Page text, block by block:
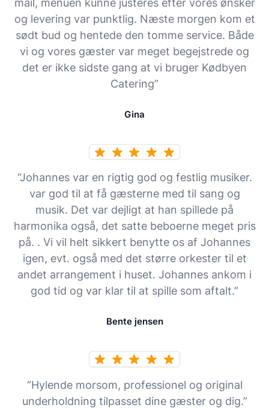
mail, menuen kunne justeres efter vores ønsker
og levering var punktlig. Næste morgen kom et
sødt bud og hentede den tomme service. Både
vi og vores gæster var meget begejstrede og
det er ikke sidste gang at vi bruger Kødbyen
Catering”
Gina
“Johannes var en rigtig god og festlig musiker.
var god til at få gæsterne med til sang og
musik. Det var dejligt at han spillede på
harmonika også, det satte beboerne meget pris
på. . Vi vil helt sikkert benytte os af Johannes
igen, evt. også med det større orkester til et
andet arrangement i huset. Johannes ankom i
god tid og var klar til at spille som aftalt.”
Bente jensen
“Hylende morsom, professionel og original
underholdning tilpasset dine gæster og dig.”